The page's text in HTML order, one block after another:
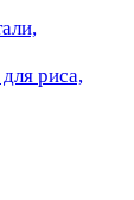
риса,